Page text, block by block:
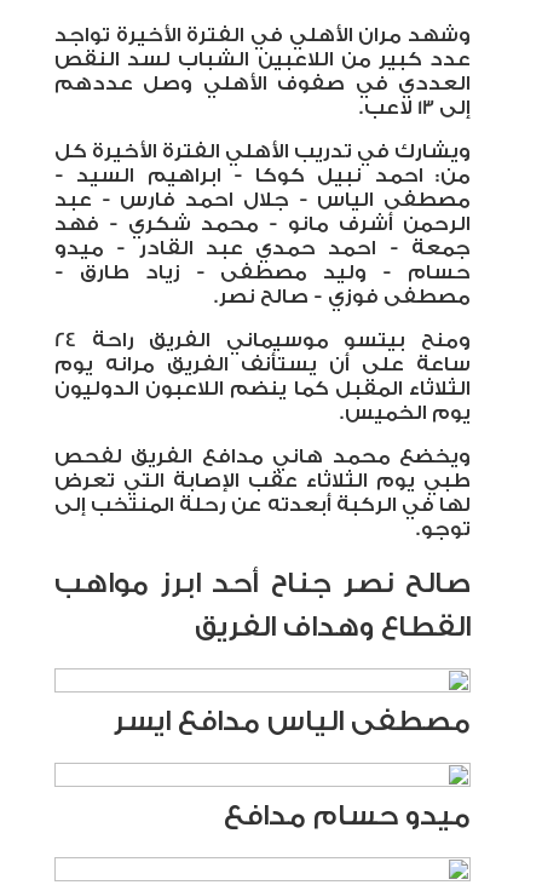
وشهد مران الأهلي في الفترة الأخيرة تواجد
عدد كبير من اللاعبين الشباب لسد النقص
العددي في صفوف الأهلي وصل عددهم
إلى 13 لاعب.
ويشارك في تدريب الأهلي الفترة الأخيرة كل
من: احمد نبيل كوكا
- ابراهيم السيد -
مصطفى الياس - جلال احمد فارس - عبد
الرحمن أشرف مانو - محمد شكري - فهد
جمعة - احمد حمدي عبد القادر - ميدو
حسام - وليد مصطفى - زياد طارق -
مصطفى فوزي - صالح نصر.
ومنح بيتسو موسيماني الفريق راحة 24
ساعة على أن يستأنف الفريق مرانه يوم
الثلاثاء المقبل كما ينضم اللاعبون الدوليون
يوم الخميس.
ويخضع محمد هاني مدافع الفريق لفحص
طبي يوم الثلاثاء عقب الإصابة التي تعرض
لها في الركبة أبعدته عن رحلة المنتخب إلى
توجو.
صالح نصر جناح أحد ابرز مواهب
القطاع وهداف الفريق
مصطفى الياس مدافع ايسر
ميدو حسام مدافع